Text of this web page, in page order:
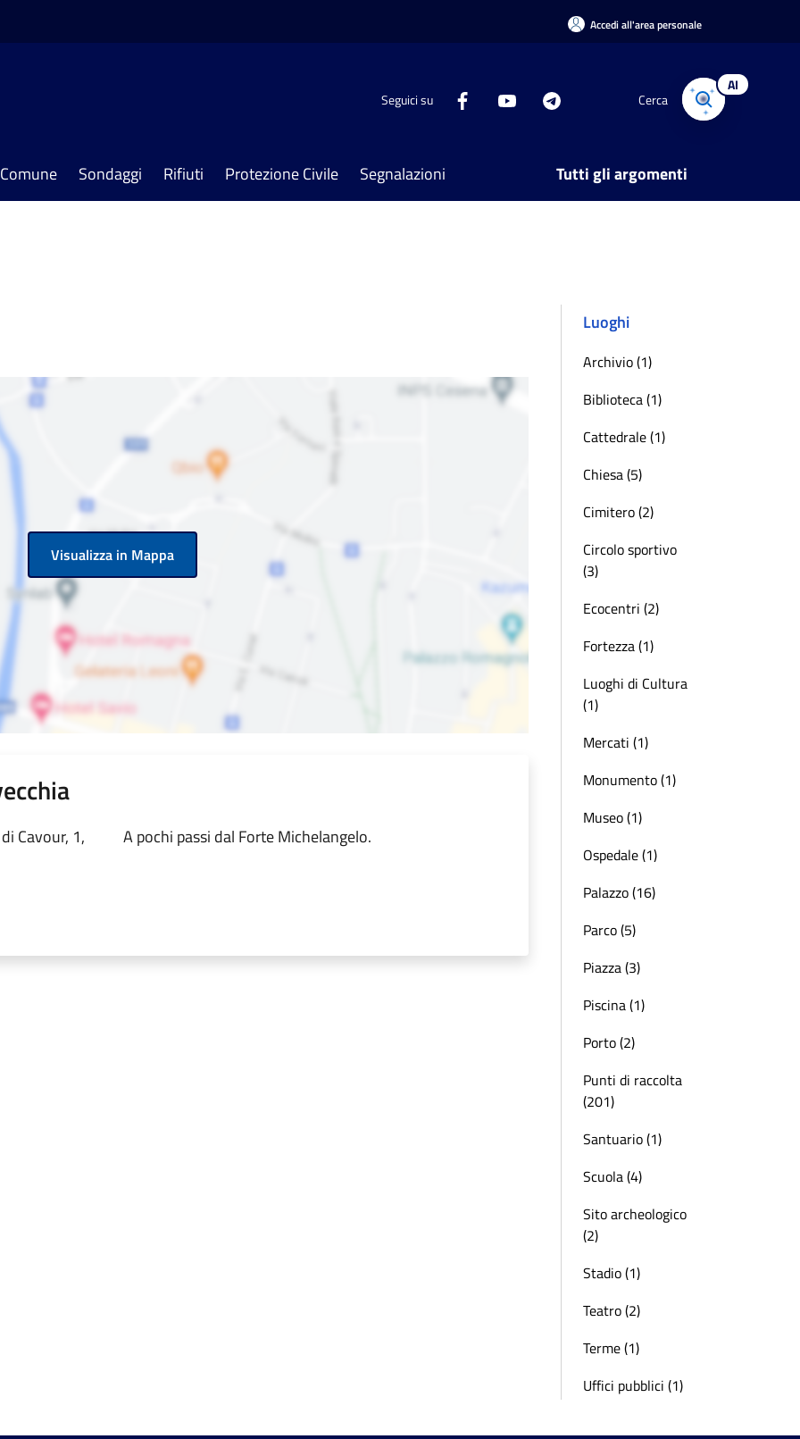
Accedi all'area personale
Seguici su Cerca
AI
Sondaggi Rifiuti Protezione Civile Segnalazioni Tutti gli argomenti
Visualizza in Mappa
Cavour, 1, A pochi passi dal Forte Michelangelo.
Luoghi
Archivio (1)
Biblioteca (1)
Cattedrale (1)
Chiesa (5)
Cimitero (2)
Circolo sportivo
(3)
Ecocentri (2)
Fortezza (1)
Luoghi di Cultura
(1)
Mercati (1)
Monumento (1)
Museo (1)
Ospedale (1)
Palazzo (16)
Parco (5)
Piazza (3)
Piscina (1)
Porto (2)
Punti di raccolta
(201)
Santuario (1)
Scuola (4)
Sito archeologico
(2)
Stadio (1)
Teatro (2)
Terme (1)
Uffici pubblici (1)